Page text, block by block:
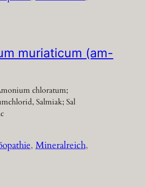
muriaticum (am-
chloratum;
Salmiak; Sal
, Mineralreich